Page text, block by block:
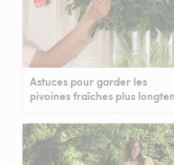
Astuces pour garder les
pivoines fraîches plus